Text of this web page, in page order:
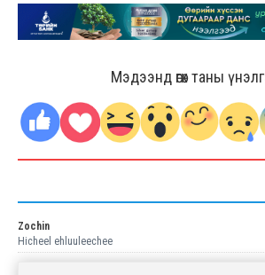
Мэдээнд өгөх таны
Zochin
Hicheel ehluuleechee